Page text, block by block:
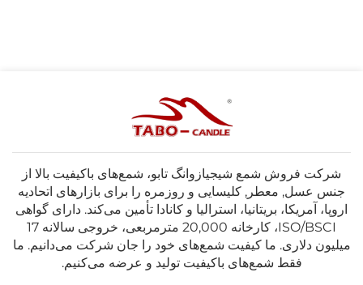
شرکت فروش شمع شیجیازوانگ تابو، شمع‌های باکیفیت بالا از
جنس عسل, معطر, کلیسایی و روزمره را برای بازارهای اتحادیه
اروپا، آمریکا، بریتانیا، استرالیا و کانادا تأمین می‌کند. دارای گواهی
ISO/BSCI، کارخانه 20,000 مترمربعی، خروجی سالانه 17
میلیون دلاری. ما کیفیت شمع‌های خود را جان شرکت می‌دانیم. ما
فقط شمع‌های باکیفیت تولید و عرضه می‌کنیم.